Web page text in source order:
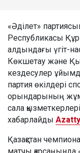
«Әділет»
Республикасы
алдындағы үгіт-
Көкшетау және
кездесулер
партия өкілдері
орындарының
сала
хабарлайды
Қазақстан